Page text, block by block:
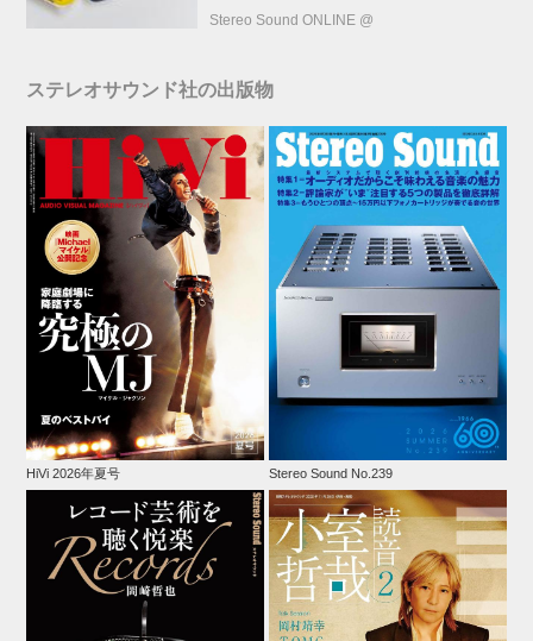
Stereo Sound ONLINE @
ステレオサウンド社の出版物
HiVi 2026年夏号 Stereo Sound No.239